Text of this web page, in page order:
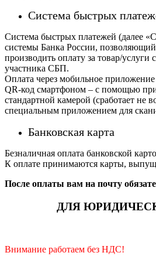
Система быстрых
Система быстрых платежей (далее
системы Банка России,
производить оплату за товар/
участника СБП.
Оплата через мобильное
QR-код смартфоном – с помощью
стандартной камерой (сработает не
специальным приложением для
Банковская карта
Безналичная оплата банковской
К оплате принимаются карты,
После оплаты вам на почту
ДЛЯ
Внимание работаем без НДС!